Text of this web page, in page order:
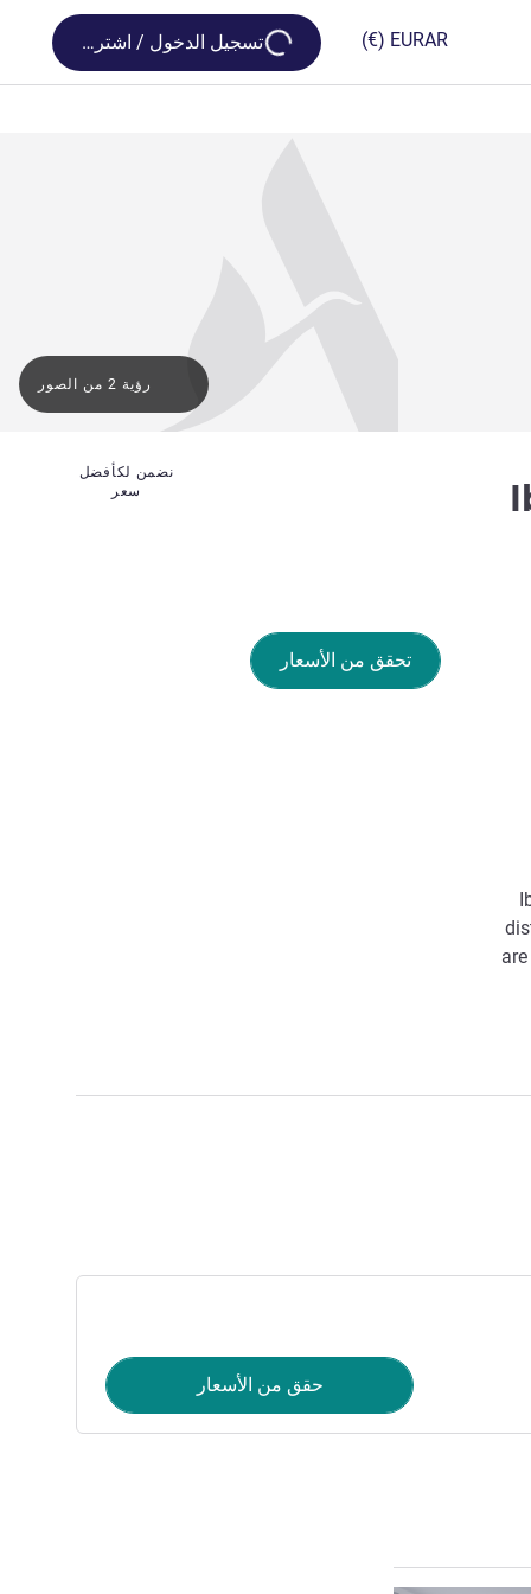
AR
EUR
(€)
Loading...
تسجيل الدخول / اشترك
نضمن لكأفضل
سعر
رؤية 2 من الصور
تحقق من الأسعار
حقق من الأسعار